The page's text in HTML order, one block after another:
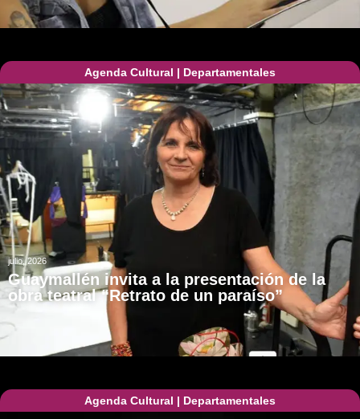
Agenda Cultural | Departamentales
julio, 2026
Guaymallén invita a la presentación de la
obra teatral “Retrato de un paraíso”
Agenda Cultural | Departamentales